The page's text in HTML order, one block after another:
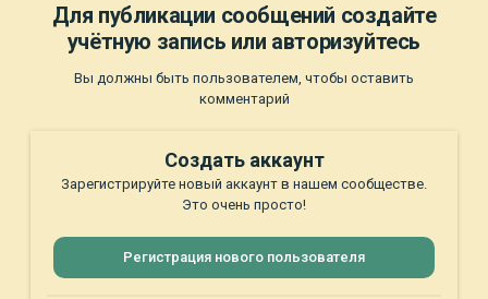
Для публикации сообщений создайте
учётную запись или авторизуйтесь
Вы должны быть пользователем, чтобы оставить
комментарий
Создать аккаунт
Зарегистрируйте новый аккаунт в нашем сообществе.
Это очень просто!
Регистрация нового пользователя